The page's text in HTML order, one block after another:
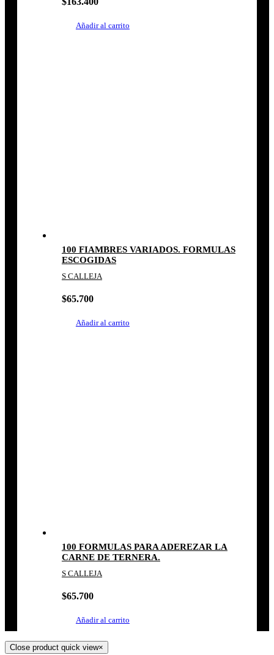
Añadir al carrito
100 FIAMBRES VARIADOS. FORMULAS
ESCOGIDAS
S CALLEJA
$65.700
Añadir al carrito
100 FORMULAS PARA ADEREZAR LA
CARNE DE TERNERA.
S CALLEJA
$65.700
Añadir al carrito
Close product quick view×